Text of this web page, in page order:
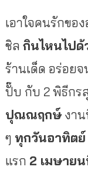
เอาใจคนรักขอ
ชิล กินไหนไปด้
ร้านเด็ด อร่อย
ปั๊บ กับ 2 พิธีกร
ปุณณฤกษ์งาน
ๆ ทุกวันอาทิตย์
แรก 2 เมษาย